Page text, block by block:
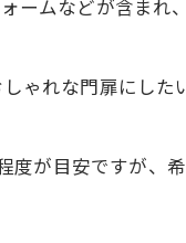
ームなどが含まれ
ゃれな門扉にした
度が目安ですが、